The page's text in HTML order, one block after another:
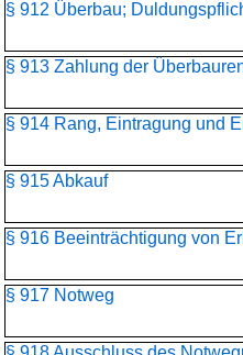
§ 912 Überbau;
§ 913 Zahlung der
§ 914 Rang, Eintragung und
§ 915 Abkauf
§ 916 Beeinträchtigung von
§ 917 Notweg